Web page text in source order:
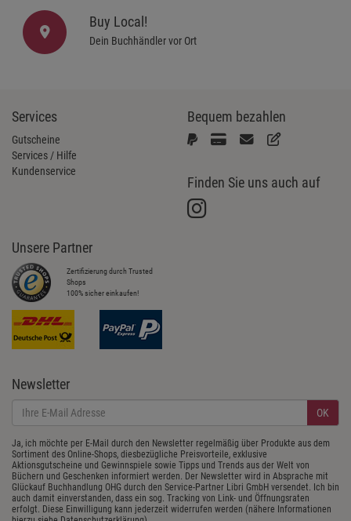
Buy Local!
Dein Buchhändler vor Ort
Services
Gutscheine
Services / Hilfe
Kundenservice
Bequem bezahlen
Finden Sie uns auch auf
Unsere Partner
Zertifizierung durch Trusted
Shops
100% sicher einkaufen!
Newsletter
OK
Ja, ich möchte per E-Mail durch den Newsletter regelmäßig über Produkte aus dem
Sortiment des Online-Shops, diesbezügliche Preisvorteile, exklusive
Aktionsgutscheine und Gewinnspiele sowie Tipps und Trends aus der Welt von
Büchern und Geschenken informiert werden. Der Newsletter wird in Absprache mit
Glückauf Buchhandlung OHG durch den Service-Partner Libri GmbH versendet. Ich bin
auch damit einverstanden, dass ein sog. Tracking von Link- und Öffnungsraten
erfolgt. Diese Einwilligung kann jederzeit widerrufen werden (nähere Informationen